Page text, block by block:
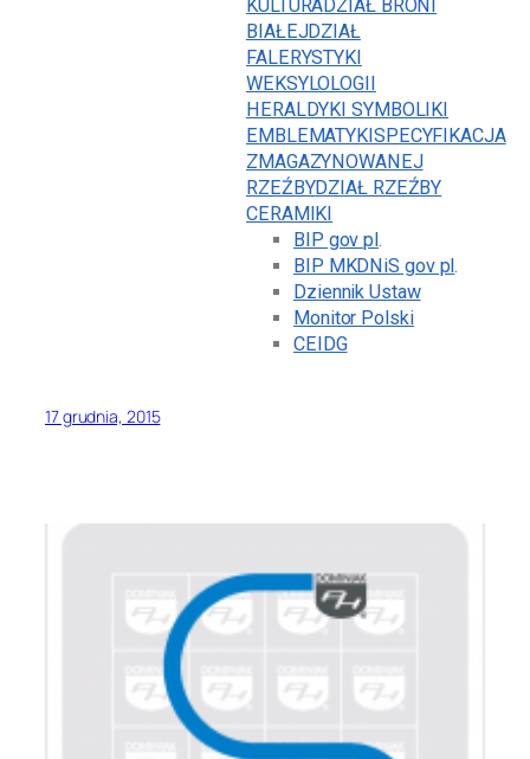
KULTURADZIAŁ BRONI
BIAŁEJDZIAŁ
FALERYSTYKI
WEKSYLOLOGII
HERALDYKI SYMBOLIKI
EMBLEMATYKISPECYFIKACJA
ZMAGAZYNOWANEJ
RZEŹBYDZIAŁ RZEŹBY
CERAMIKI
BIP gov pl.
BIP MKDNiS gov pl.
Dziennik Ustaw
Monitor Polski
CEIDG
17 grudnia, 2015